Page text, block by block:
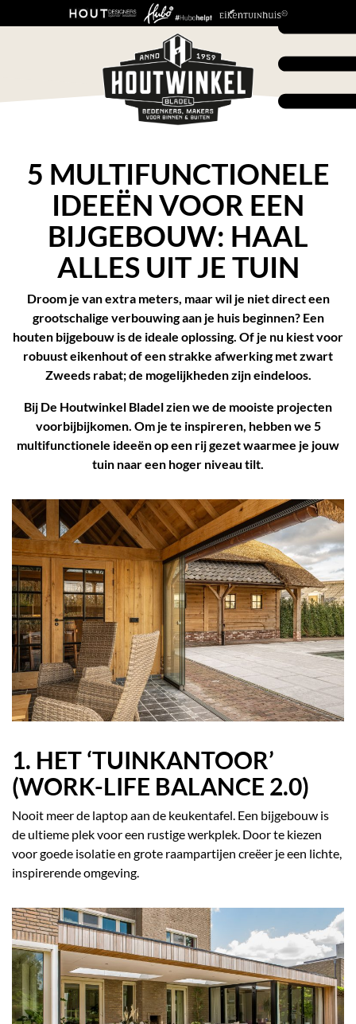
5 MULTIFUNCTIONELE
IDEEËN VOOR EEN
BIJGEBOUW: HAAL
ALLES UIT JE TUIN
Droom je van extra meters, maar wil je niet direct een
grootschalige verbouwing aan je huis beginnen? Een
houten bijgebouw is de ideale oplossing. Of je nu kiest voor
robuust eikenhout of een strakke afwerking met zwart
Zweeds rabat; de mogelijkheden zijn eindeloos.
Bij De Houtwinkel Bladel zien we de mooiste projecten
voorbijbijkomen. Om je te inspireren, hebben we 5
multifunctionele ideeën op een rij gezet waarmee je jouw
tuin naar een hoger niveau tilt.
1. HET ‘TUINKANTOOR’
(WORK-LIFE BALANCE 2.0)
Nooit meer de laptop aan de keukentafel. Een bijgebouw is
de ultieme plek voor een rustige werkplek. Door te kiezen
voor goede isolatie en grote raampartijen creëer je een lichte,
inspirerende omgeving.